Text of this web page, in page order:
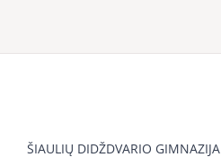
ŠIAULIŲ DIDŽDVARIO GIMNAZIJA